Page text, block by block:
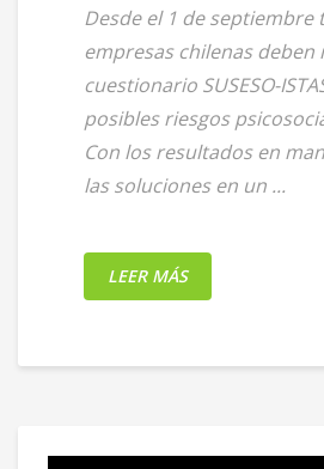
Desde el 1 de septiembre
empresas chilenas deben
cuestionario SUSESO-
posibles riesgos
Con los resultados en
las soluciones en un ...
LEER MÁS